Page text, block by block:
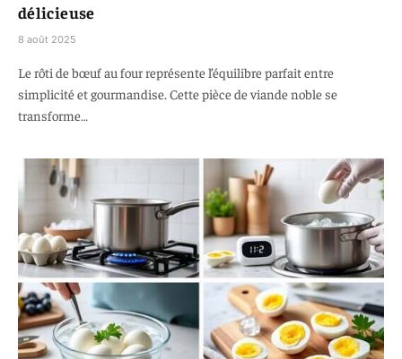
délicieuse
8 août 2025
Le rôti de bœuf au four représente l’équilibre parfait entre
simplicité et gourmandise. Cette pièce de viande noble se
transforme…